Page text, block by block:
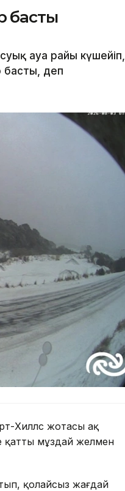
басты
ауа райы күшейіп,
басты, деп
Хиллс жотасы ақ
қатты мұздай желмен
қолайсыз жағдай